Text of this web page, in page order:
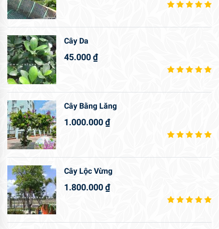
Cây Da
45.000₫
Cây Bằng Lăng
1.000.000₫
Cây Lộc Vừng
1.800.000₫